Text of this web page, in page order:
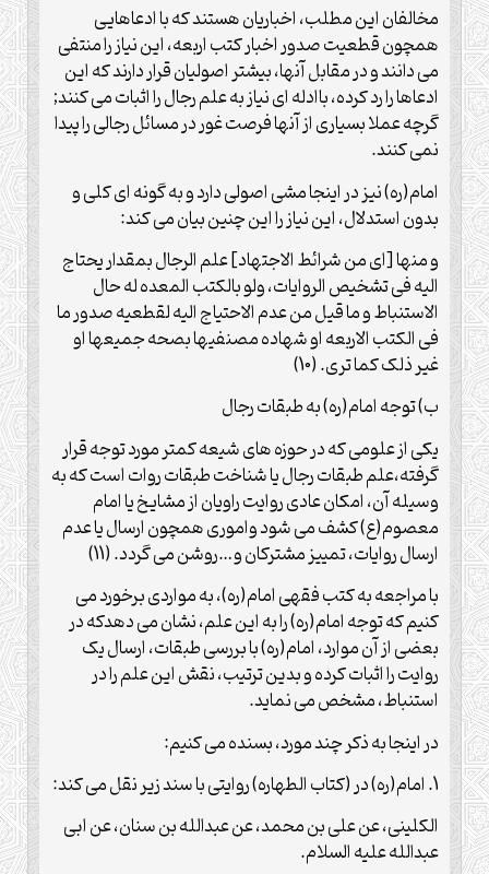
مخالفان این مطلب، اخباریان هستند که با ادعاهایی
همچون قطعیت صدور اخبار کتب اربعه، این نیاز را منتفی
می دانند و در مقابل آنها، بیشتر اصولیان قرار دارند که این
ادعاها را رد کرده، باادله ای نیاز به علم رجال را اثبات می کنند;
گرچه عملا بسیاری از آنها فرصت غور در مسائل رجالی را پیدا
نمی کنند.
امام(ره) نیز در اینجا مشی اصولی دارد و به گونه ای کلی و
بدون استدلال، این نیاز را این چنین بیان می کند:
و منها [ای من شرائط الاجتهاد] علم الرجال بمقدار یحتاج
الیه فی تشخیص الروایات، ولو بالکتب المعده له حال
الاستنباط و ما قیل من عدم الاحتیاج الیه لقطعیه صدور ما
فی الکتب الاربعه او شهاده مصنفیها بصحه جمیعها او
غیر ذلک کما تری. (10)
ب) توجه امام(ره) به طبقات رجال
یکی از علومی که در حوزه های شیعه کمتر مورد توجه قرار
گرفته،علم طبقات رجال یا شناخت طبقات روات است که به
وسیله آن، امکان عادی روایت راویان از مشایخ یا امام
معصوم(ع) کشف می شود واموری همچون ارسال یا عدم
ارسال روایات، تمییز مشترکان و…روشن می گردد. (11)
با مراجعه به کتب فقهی امام(ره)، به مواردی برخورد می
کنیم که توجه امام(ره) را به این علم، نشان می دهدکه در
بعضی از آن موارد، امام(ره) با بررسی طبقات، ارسال یک
روایت را اثبات کرده و بدین ترتیب، نقش این علم را در
استنباط، مشخص می نماید.
در اینجا به ذکر چند مورد، بسنده می کنیم:
1. امام(ره) در (کتاب الطهاره) روایتی با سند زیر نقل می کند:
الکلینی، عن علی بن محمد، عن عبدالله بن سنان، عن ابی
عبدالله علیه السلام.